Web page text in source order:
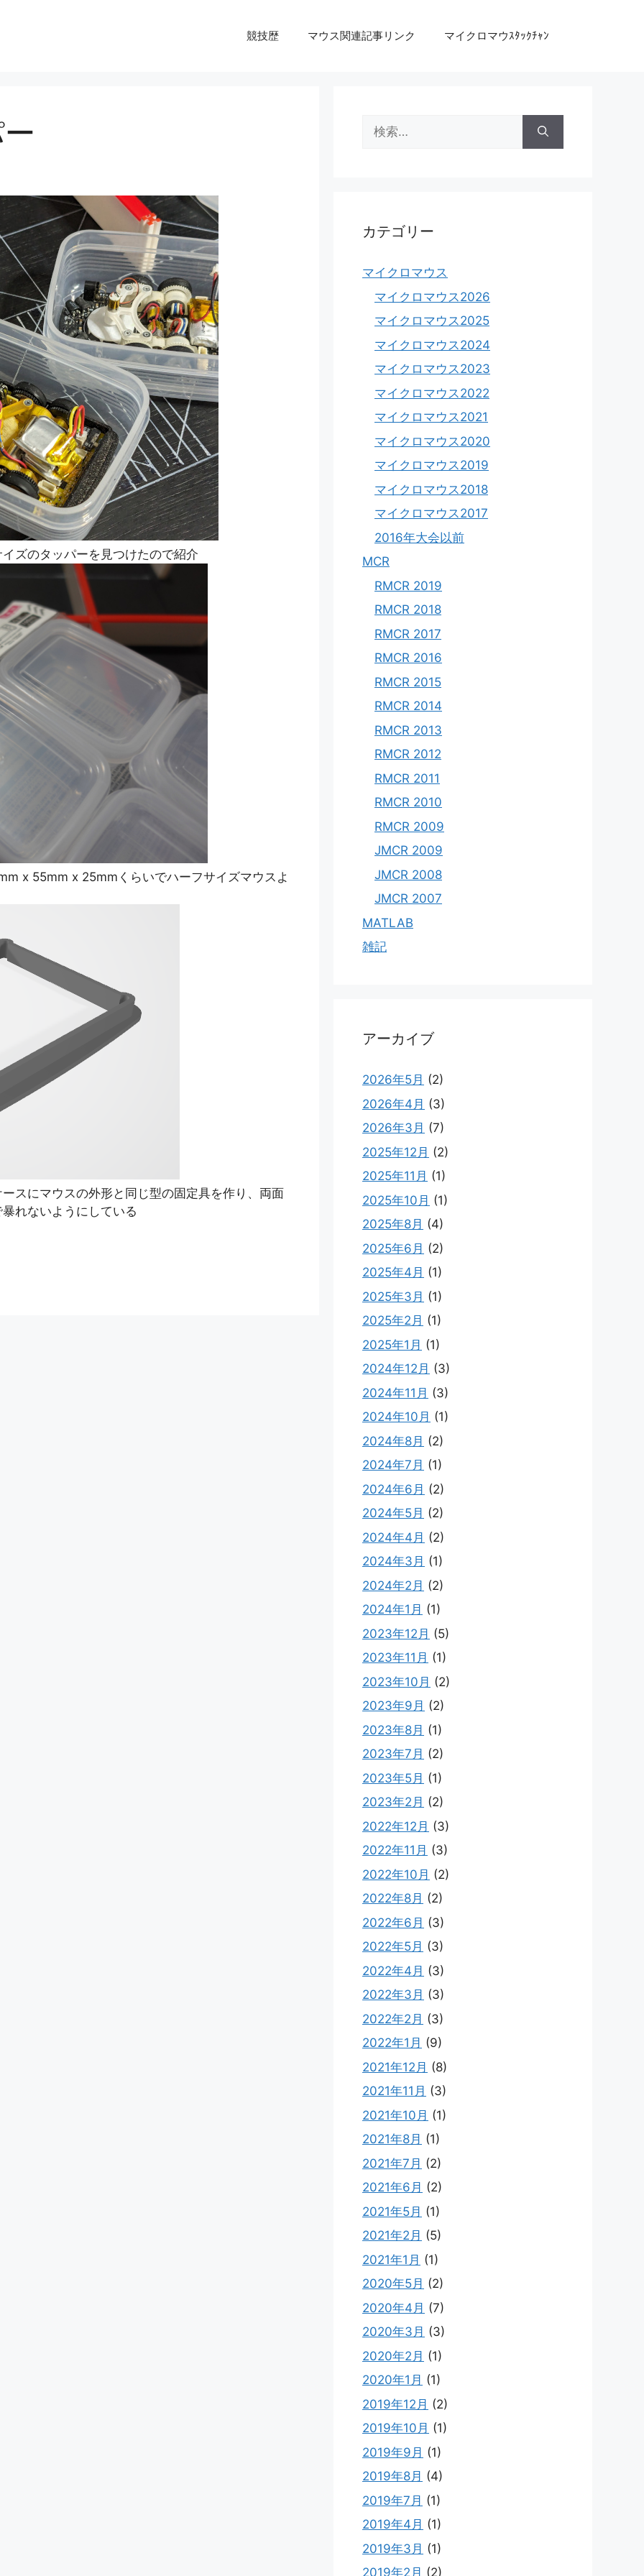
競技歴 マウス関連記事リンク マイクロマウｽﾀｯｸﾁｬﾝ
ズのタッパーを見つけたので紹介
x 55mm x 25mmくらいでハーフサイズマウスよ
スにマウスの外形と同じ型の固定具を作り、両面
れないようにしている
索:
カテゴリー
マイクロマウス
マイクロマウス2026
マイクロマウス2025
マイクロマウス2024
マイクロマウス2023
マイクロマウス2022
マイクロマウス2021
マイクロマウス2020
マイクロマウス2019
マイクロマウス2018
マイクロマウス2017
2016年大会以前
MCR
RMCR 2019
RMCR 2018
RMCR 2017
RMCR 2016
RMCR 2015
RMCR 2014
RMCR 2013
RMCR 2012
RMCR 2011
RMCR 2010
RMCR 2009
JMCR 2009
JMCR 2008
JMCR 2007
MATLAB
雑記
アーカイブ
2026年5月 (2)
2026年4月 (3)
2026年3月 (7)
2025年12月 (2)
2025年11月 (1)
2025年10月 (1)
2025年8月 (4)
2025年6月 (2)
2025年4月 (1)
2025年3月 (1)
2025年2月 (1)
2025年1月 (1)
2024年12月 (3)
2024年11月 (3)
2024年10月 (1)
2024年8月 (2)
2024年7月 (1)
2024年6月 (2)
2024年5月 (2)
2024年4月 (2)
2024年3月 (1)
2024年2月 (2)
2024年1月 (1)
2023年12月 (5)
2023年11月 (1)
2023年10月 (2)
2023年9月 (2)
2023年8月 (1)
2023年7月 (2)
2023年5月 (1)
2023年2月 (2)
2022年12月 (3)
2022年11月 (3)
2022年10月 (2)
2022年8月 (2)
2022年6月 (3)
2022年5月 (3)
2022年4月 (3)
2022年3月 (3)
2022年2月 (3)
2022年1月 (9)
2021年12月 (8)
2021年11月 (3)
2021年10月 (1)
2021年8月 (1)
2021年7月 (2)
2021年6月 (2)
2021年5月 (1)
2021年2月 (5)
2021年1月 (1)
2020年5月 (2)
2020年4月 (7)
2020年3月 (3)
2020年2月 (1)
2020年1月 (1)
2019年12月 (2)
2019年10月 (1)
2019年9月 (1)
2019年8月 (4)
2019年7月 (1)
2019年4月 (1)
2019年3月 (1)
2019年2月 (2)